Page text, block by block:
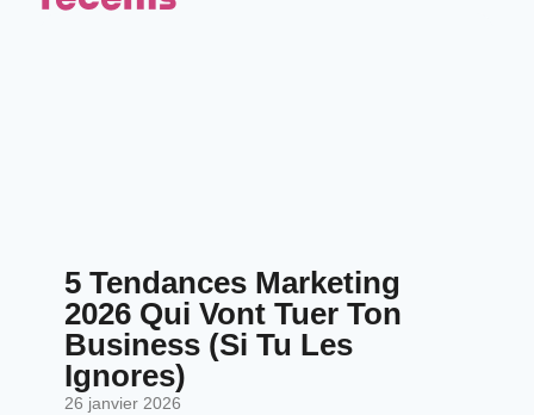
5 Tendances Marketing
2026 Qui Vont Tuer Ton
Business (Si Tu Les
Ignores)
26 janvier 2026